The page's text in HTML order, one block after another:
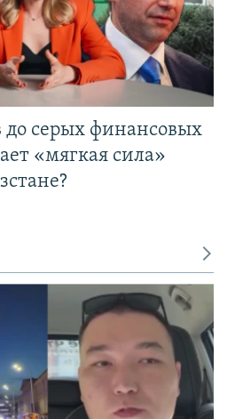
до серых финансовых
«мягкая сила»